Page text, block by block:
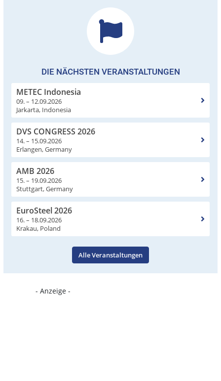
DIE NÄCHSTEN VERANSTALTUNGEN
METEC Indonesia
09. – 12.09.2026
Jarkarta, Indonesia
DVS CONGRESS 2026
14. – 15.09.2026
Erlangen, Germany
AMB 2026
15. – 19.09.2026
Stuttgart, Germany
EuroSteel 2026
16. – 18.09.2026
Krakau, Poland
Alle Veranstaltungen
- Anzeige -